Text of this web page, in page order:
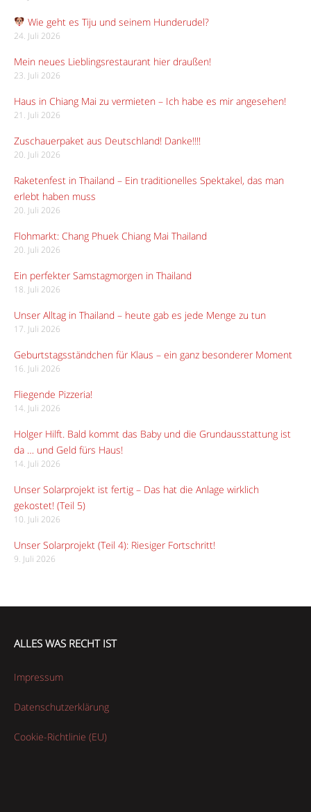
Wie geht es Tiju und seinem Hunderudel?
24. Juli 2026
Mein neues Lieblingsrestaurant hier draußen!
23. Juli 2026
Haus in Chiang Mai zu vermieten – Ich habe es mir angesehen!
21. Juli 2026
Zuschauerpaket aus Deutschland! Danke!!!!
20. Juli 2026
Raketenfest in Thailand – Ein traditionelles Spektakel, das man
erlebt haben muss
20. Juli 2026
Flohmarkt: Chang Phuek Chiang Mai Thailand
20. Juli 2026
Ein perfekter Samstagmorgen in Thailand
18. Juli 2026
Unser Alltag in Thailand – heute gab es jede Menge zu tun
17. Juli 2026
Geburtstagsständchen für Klaus – ein ganz besonderer Moment
16. Juli 2026
Fliegende Pizzeria!
14. Juli 2026
Holger Hilft. Bald kommt das Baby und die Grundausstattung ist
da … und Geld fürs Haus!
14. Juli 2026
Unser Solarprojekt ist fertig – Das hat die Anlage wirklich
gekostet! (Teil 5)
10. Juli 2026
Unser Solarprojekt (Teil 4): Riesiger Fortschritt!
9. Juli 2026
ALLES WAS RECHT IST
Impressum
Datenschutzerklärung
Cookie-Richtlinie (EU)